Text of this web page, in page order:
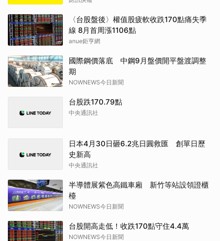
〈台股盤後〉權值股疲軟收跌170點痛失季
線 8月首周漲1106點
anue鉅亨網
國際鋼價落底 中鋼9月盤價開平盤渡調整
期
NOWNEWS今日新聞
台股跌170.79點
中央通訊社
日本4月30日砸6.2兆日圓救匯 創單日歷
史新高
中央通訊社
半導體展紫色高鐵車廂 新竹等站設領證櫃
檯
NOWNEWS今日新聞
台股開高走低！收跌170點守住4.4萬
NOWNEWS今日新聞